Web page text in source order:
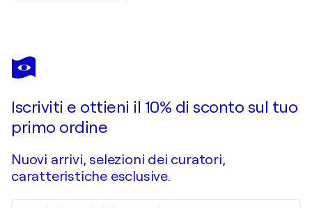
Iscriviti e ottieni il 10% di sconto sul tuo
primo ordine
Nuovi arrivi, selezioni dei curatori,
caratteristiche esclusive.